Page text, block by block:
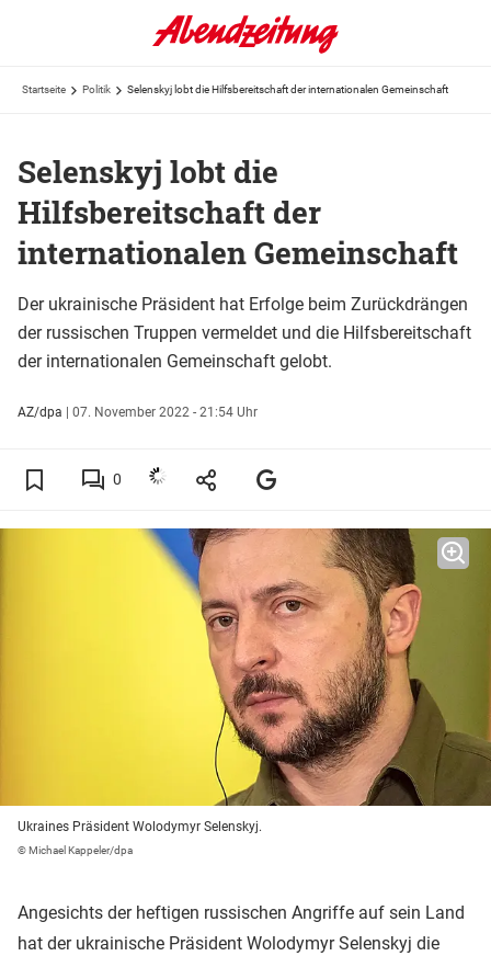
Startseite Politik Selenskyj lobt die Hilfsbereitschaft der internationalen Gemeinschaft
Selenskyj lobt die
Hilfsbereitschaft der
internationalen Gemeinschaft
Der ukrainische Präsident hat Erfolge beim Zurückdrängen
der russischen Truppen vermeldet und die Hilfsbereitschaft
der internationalen Gemeinschaft gelobt.
AZ/dpa | 07. November 2022 - 21:54 Uhr
0
Ukraines Präsident Wolodymyr Selenskyj.
© Michael Kappeler/dpa
Angesichts der heftigen russischen Angriffe auf sein Land
hat der ukrainische Präsident Wolodymyr Selenskyj die